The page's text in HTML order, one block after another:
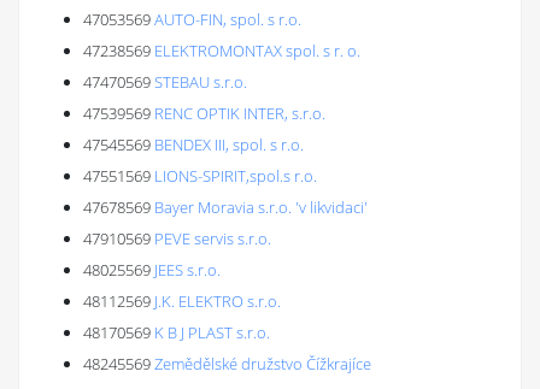
47053569AUTO-FIN, spol. s r.o.
47238569 ELEKTROMONTAX spol. s r. o.
47470569STEBAU s.r.o.
47539569 RENC OPTIK INTER, s.r.o.
47545569 BENDEX III, spol. s r.o.
47551569 LIONS-SPIRIT,spol.s r.o.
47678569 Bayer Moravia s.r.o. 'v likvidaci'
47910569 PEVE servis s.r.o.
48025569 JEES s.r.o.
48112569 J.K. ELEKTRO s.r.o.
48170569 K B J PLAST s.r.o.
48245569Zemědělské družstvo Čížkrajíce